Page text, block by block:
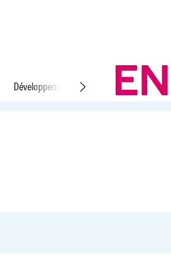
Développement durable Droit du travail